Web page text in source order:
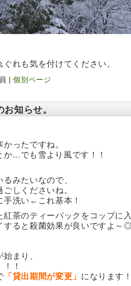
れも気を付けてください。
|個別ページ
知らせ。
ったですね。
...でも雪より風です！！
みたいなので、
しくださいね。
手洗い←これ基本！
紅茶のティーパックをコップに
すると殺菌効果が良いですよ～
まり、
！
「貸出期間が変更」 になります